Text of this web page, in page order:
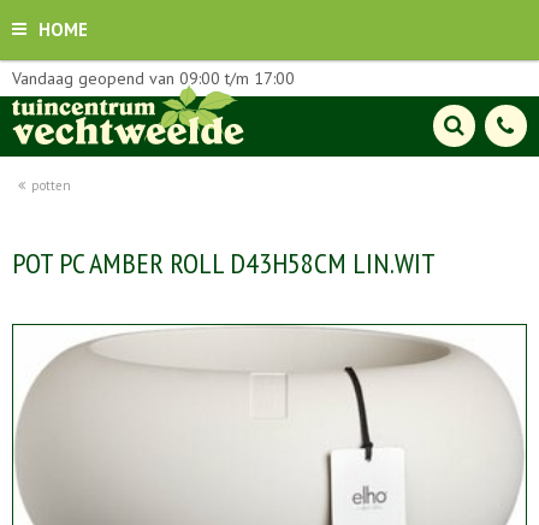
HOME
potten
Vandaag geopend van 09:00 t/m 17:00
POT PC AMBER ROLL D43H58CM LIN.WIT